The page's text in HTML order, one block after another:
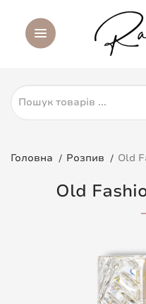
Головна Розпив Old
Old